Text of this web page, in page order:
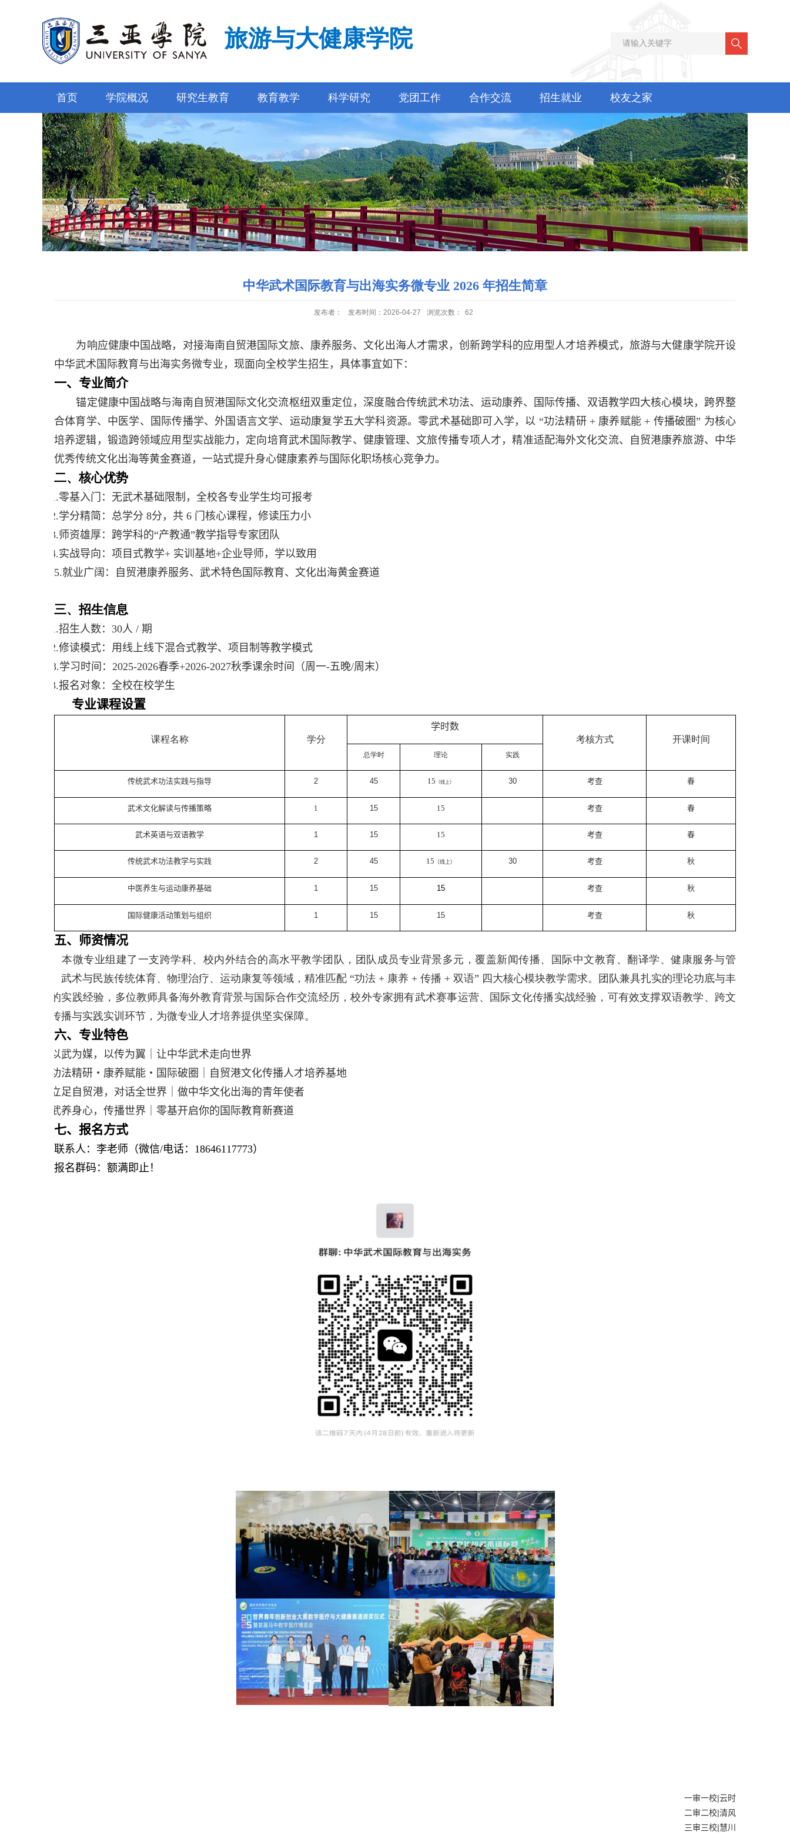
旅游与大健康学院
首页 学院概况 研究生教育 教育教学 科学研究 党团工作 合作交流 招生就业 校友之家
中华武术国际教育与出海实务微专业 2026 年招生简章
发布者： 发布时间：2026-04-27 浏览次数： 62
为响应健康中国战略，对接海南自贸港国际文旅、康养服务、文化出海人才需求，创新跨学科的应用型人才培养模式，旅游与大健康学院开设
中华武术国际教育与出海实务微专业，现面向全校学生招生，具体事宜如下：
一、 专业简介
锚定健康中国战略与海南自贸港国际文化交流枢纽双重定位，深度融合传统武术功法、运动康养、国际传播、双语教学四大核心模块，跨界整
合体育学、中医学、国际传播学、外国语言文学、运动康复学五大学科资源。零武术基础即可入学，以 “功法精研 + 康养赋能 + 传播破圈” 为核心
培养逻辑，锻造跨领域应用型实战能力，定向培育武术国际教学、健康管理、文旅传播专项人才，精准适配海外文化交流、自贸港康养旅游、中华
优秀传统文化出海等黄金赛道，一站式提升身心健康素养与国际化职场核心竞争力。
二、核心优势
1.零基入门：无武术基础限制，全校各专业学生均可报考
2.学分精简：总学分8分，共6 门核心课程，修读压力小
3.师资雄厚：跨学科的“产教通”教学指导专家团队
4.实战导向：项目式教学+ 实训基地+企业导师，学以致用
5.就业广阔：自贸港康养服务、武术特色国际教育、文化出海黄金赛道
三、招生信息
1.招生人数：30人/期
2.修读模式：用线上线下混合式教学、项目制等教学模式
3.学习时间：2025-2026春季+2026-2027秋季课余时间（周一-五晚/周末）
3.报名对象：全校在校学生
专业课程设置
课程名称 学分
学时数
考核方式
开课时间
总学时 理论 实践
传统武术功法实践与指导 2 45 15 （线上） 30 考查 春
武术文化解读与传播策略 1 15 15 考查 春
武术英语与双语教学 1 15 15 考查 春
传统武术功法教学与实践 2 45 15 （线上） 30 考查 秋
中医养生与运动康养基础 1 15 15 考查 秋
国际健康活动策划与组织 1 15 15 考查 秋
五、师资情况
本微专业组建了一支跨学科、校内外结合的高水平教学团队，团队成员专业背景多元，覆盖新闻传播、国际中文教育、翻译学、健康服务与管
理、武术与民族传统体育、物理治疗、运动康复等领域，精准匹配 “功法 + 康养 + 传播 + 双语” 四大核心模块教学需求。团队兼具扎实的理论功底与丰
富的实践经验，多位教师具备海外教育背景与国际合作交流经历，校外专家拥有武术赛事运营、国际文化传播实战经验，可有效支撑双语教学、跨文
化传播与实践实训环节，为微专业人才培养提供坚实保障。
六、 专业特色
以武为媒，以传为翼｜让中华武术走向世界
功法精研・康养赋能・国际破圈｜自贸港文化传播人才培养基地
立足自贸港，对话全世界｜做中华文化出海的青年使者
武养身心，传播世界｜零基开启你的国际教育新赛道
七、报名方式
联系人：李老师（微信/电话： 18646117773）
报名群码：额满即止！
一审一校|云时
二审二校|清风
三审三校|慧川